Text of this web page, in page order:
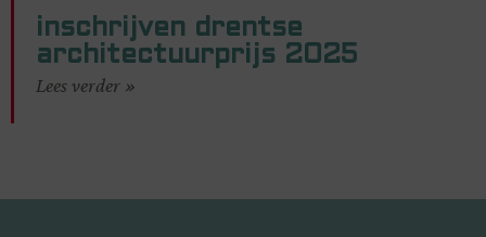
inschrijven drentse
architectuurprijs 2025
Lees verder »